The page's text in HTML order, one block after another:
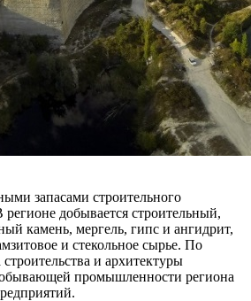
запасами строительного
добывается строительный,
камень, мергель, гипс и ангидрит,
и стекольное сырье. По
и архитектуры
промышленности региона